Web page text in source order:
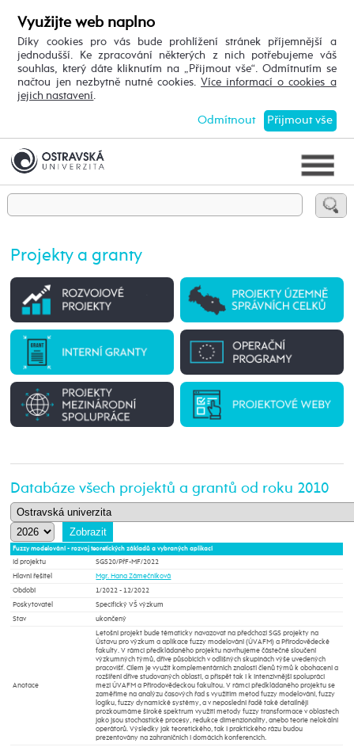
Využijte web naplno
Díky cookies pro vás bude prohlížení stránek příjemnější a
jednodušší. Ke zpracování některých z nich potřebujeme váš
souhlas, který dáte kliknutím na „Přijmout vše“. Odmítnutím se
načtou jen nezbytně nutné cookies.Více informací o cookies a
jejich nastavení
Přijmout vše
Odmítnout
Projekty a granty
Databáze všech projektů a grantů od roku 2010
Fuzzy modelování - rozvoj teoretických základů a vybraných aplikací
Id projektu
SGS20/PřF-MF/2022
Hlavní řešitel
Mgr. Hana Zámečníková
Období
1/2022 - 12/2022
Poskytovatel
Specifický VŠ výzkum
Stav
ukončený
Anotace
Letošní projekt bude tématicky navazovat na předchozí SGS projekty na
Ústavu pro výzkum a aplikace fuzzy modelování (ÚVAFM) a Přírodovědecké
fakulty. V rámci předkládaného projektu navrhujeme částečné sloučení
výzkumných týmů, dříve působících v odlišných skupinách výše uvedených
pracovišť. Cílem je využít komplementárních znalostí členů týmů k obohacení a
rozšíření dříve studovaných oblastí, a přispět tak i k intenzivnější spolupráci
mezi ÚVAFM a Přírodovědeckou fakultou. V rámci předkládaného projektu se
zaměříme na analýzu časových řad s využitím metod fuzzy modelování, fuzzy
logiku, fuzzy dynamické systémy, a v neposlední řadě také detailněji
prozkoumáme široké spektrum využití metody fuzzy transformace v oblastech
jako jsou stochastické procesy, redukce dimenzionality, anebo teorie nelokální
operátorů. Výsledky jak teoretického, tak i praktického rázu budou
prezentovány na zahraničních i domácích konferencích.